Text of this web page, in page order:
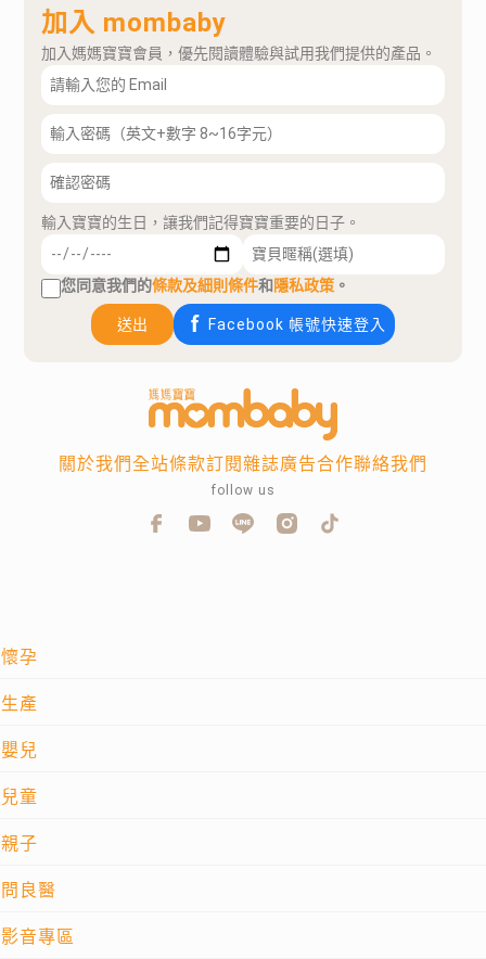
加入 mombaby
加入媽媽寶寶會員，優先閱讀體驗與試用我們提供的產品。
輸入寶寶的生日，讓我們記得寶寶重要的日子。
您同意我們的條款及細則條件和隱私政策 。
送出 Facebook 帳號快速登入
懷孕
生產
嬰兒
兒童
親子
問良醫
影音專區
關於我們全站條款訂閱雜誌廣告合作聯絡我們
follow us